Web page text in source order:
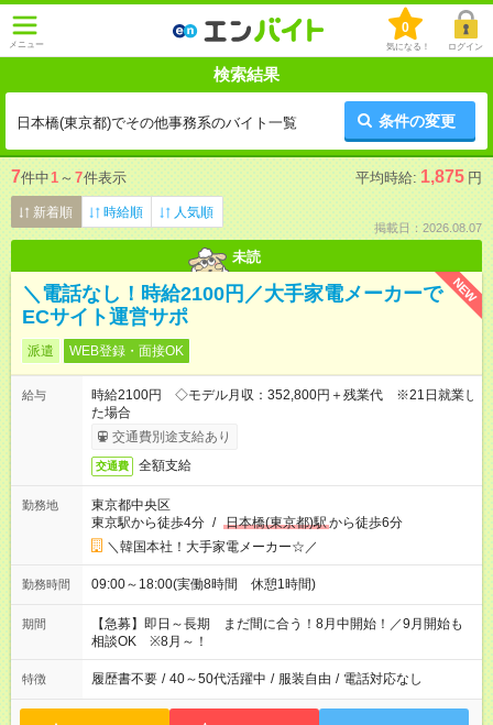
メニュー
0
気になる！ ログイン
検索結果
日本橋(東京都)でその他事務系のバイト一覧 条件の変更
7件中1 ～ 7件表示 平均時給: 1,875 円
新着順 時給順 人気順
掲載日：2026.08.07
未読
NEW
＼電話なし！時給2100円／大手家電メーカーで
ECサイト運営サポ
派遣 WEB登録・面接OK
給与
時給2100円 ◇モデル月収：352,800円＋残業代 ※21日就業し
た場合
交通費別途支給あり
交通費 全額支給
勤務地
東京都中央区
東京駅から徒歩4分 / 日本橋(東京都)駅から徒歩6分
＼韓国本社！大手家電メーカー☆／
勤務時間 09:00～18:00(実働8時間 休憩1時間)
期間
【急募】即日～長期 まだ間に合う！8月中開始！／9月開始も
相談OK ※8月～！
特徴 履歴書不要 / 40～50代活躍中 / 服装自由 / 電話対応なし